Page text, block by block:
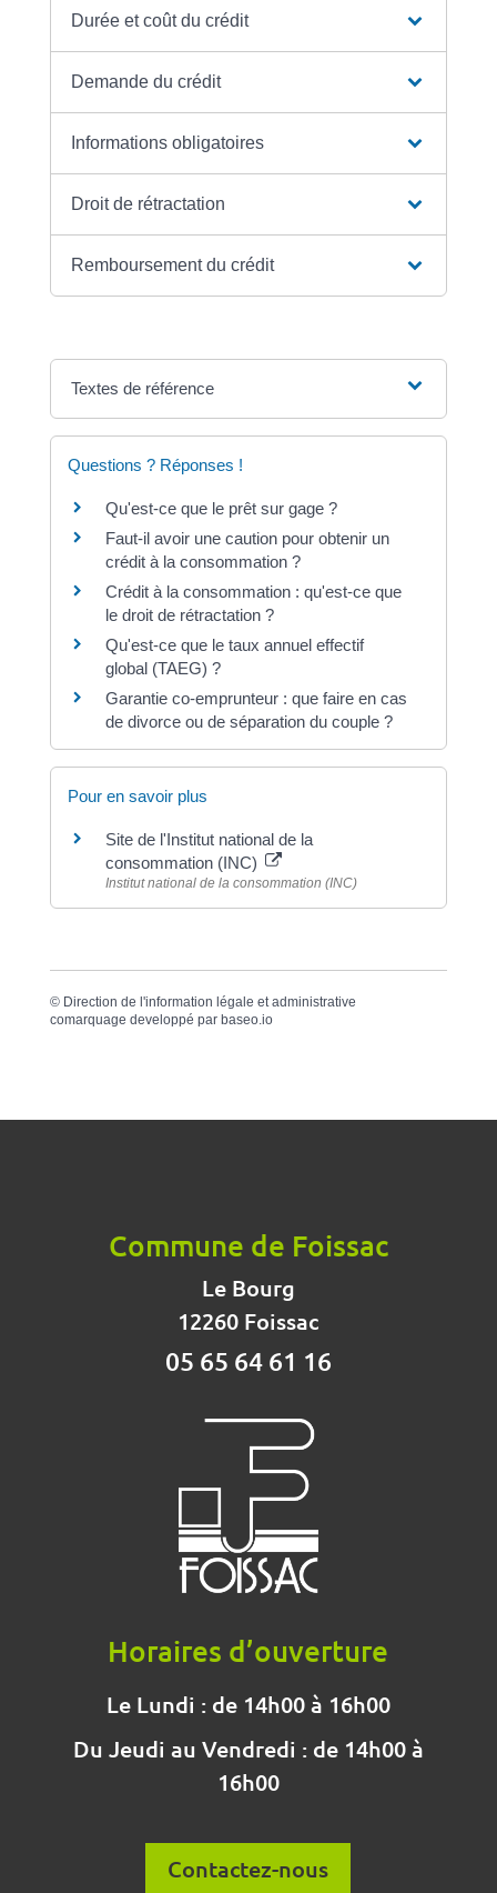
Durée et coût du crédit
Demande du crédit
Informations obligatoires
Droit de rétractation
Remboursement du crédit
Textes de référence
Questions ? Réponses !
Qu'est-ce que le prêt sur gage ?
Faut-il avoir une caution pour obtenir un
crédit à la consommation ?
Crédit à la consommation : qu'est-ce que
le droit de rétractation ?
Qu'est-ce que le taux annuel effectif
global (TAEG) ?
Garantie co-emprunteur : que faire en cas
de divorce ou de séparation du couple ?
Pour en savoir plus
Site de l'Institut national de la
consommation (INC)
Institut national de la consommation (INC)
© Direction de l'information légale et administrative
comarquage developpé par baseo.io
Commune de Foissac
Le Bourg
12260 Foissac
05 65 64 61 16
Horaires d’ouverture
Le Lundi : de 14h00 à 16h00
Du Jeudi au Vendredi : de 14h00 à
16h00
Contactez-nous